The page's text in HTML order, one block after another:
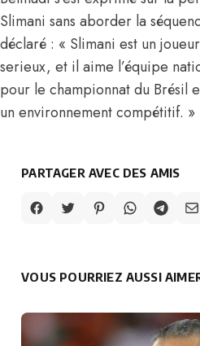
Slimani sans aborder la
déclaré : « Slimani est un
serieux, et il aime l’équipe
pour le championnat du Brésil
un environnement compétitif. »
PARTAGER AVEC DES AMIS
VOUS POURRIEZ AUSSI